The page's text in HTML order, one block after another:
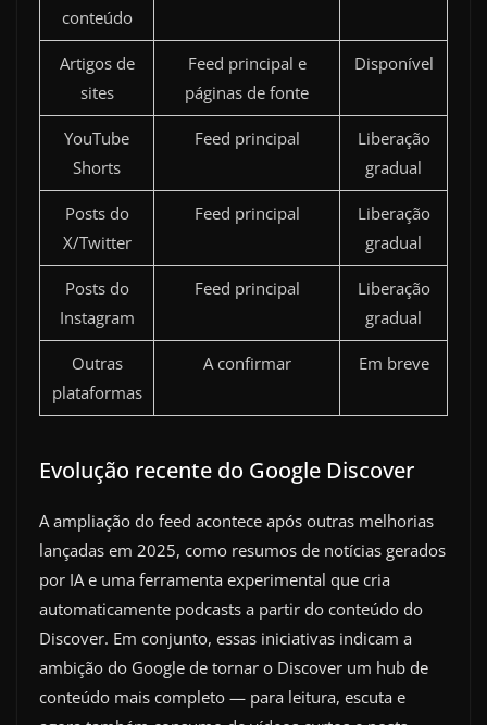
conteúdo
Artigos de
sites
Feed principal e
páginas de fonte
Disponível
YouTube
Shorts
Feed principal
Liberação
gradual
Posts do
X/Twitter
Feed principal
Liberação
gradual
Posts do
Instagram
Feed principal
Liberação
gradual
Outras
plataformas
A confirmar Em breve
Evolução recente do Google Discover
A ampliação do feed acontece após outras melhorias
lançadas em 2025, como resumos de notícias gerados
por IA e uma ferramenta experimental que cria
automaticamente podcasts a partir do conteúdo do
Discover. Em conjunto, essas iniciativas indicam a
ambição do Google de tornar o Discover um hub de
conteúdo mais completo — para leitura, escuta e